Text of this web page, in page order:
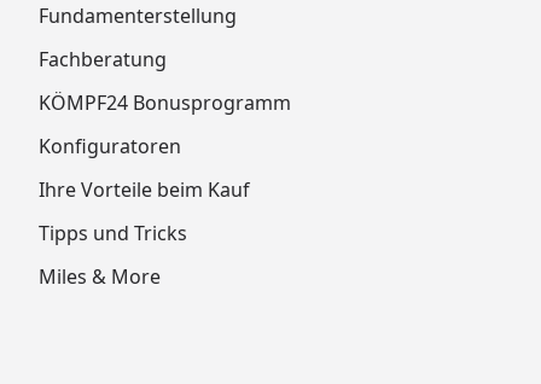
Fundamenterstellung
Fachberatung
KÖMPF24 Bonusprogramm
Konfiguratoren
Ihre Vorteile beim Kauf
Tipps und Tricks
Miles & More